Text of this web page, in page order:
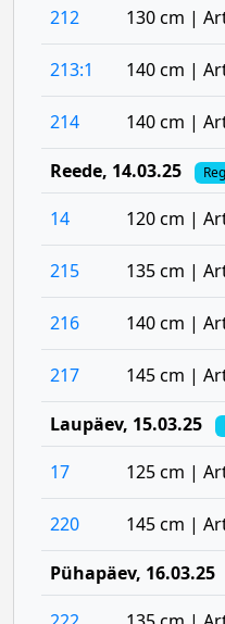
212 130 cm |
213:1 140 cm |
214 140 cm |
Reede, 14.03.25
14 120 cm |
215 135 cm |
216 140 cm |
217 145 cm |
Laupäev, 15.03.25
17 125 cm |
220 145 cm |
Pühapäev, 16.03.25